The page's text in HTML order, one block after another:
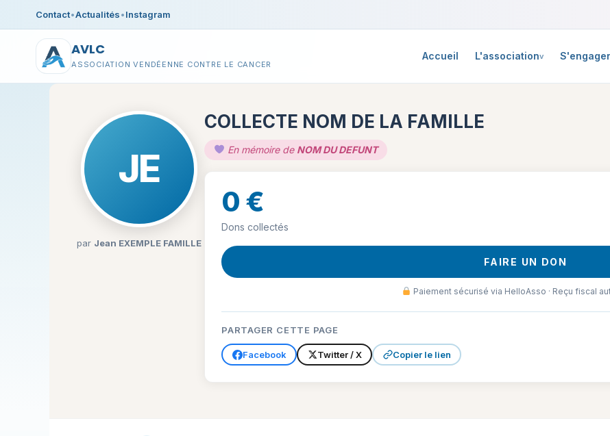
Contact•Actualités•Instagram
AVLC
ASSOCIATION VENDÉENNE CONTRE LE CANCER
Accueil L'association S'engager
JE
par Jean EXEMPLE FAMILLE
COLLECTE NOM DE LA FAMILLE
En mémoire de NOM DU DEFUNT
0 €
Dons collectés
FAIRE UN DON
Paiement sécurisé via HelloAsso · Reçu fiscal
PARTAGER CETTE PAGE
Facebook Twitter / X Copier le lien